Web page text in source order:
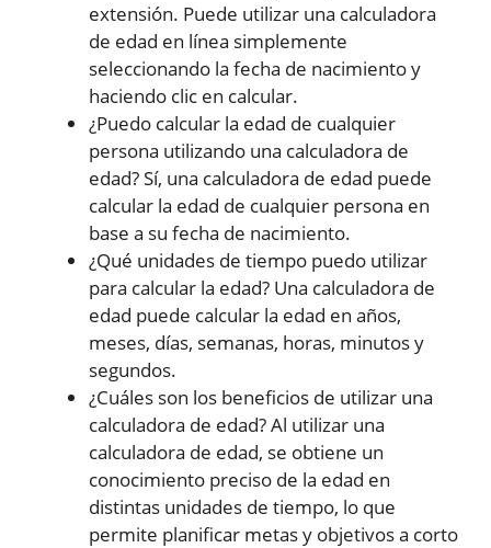
extensión. Puede utilizar una calculadora
de edad en línea simplemente
seleccionando la fecha de nacimiento y
haciendo clic en calcular.
¿Puedo calcular la edad de cualquier
persona utilizando una calculadora de
edad? Sí, una calculadora de edad puede
calcular la edad de cualquier persona en
base a su fecha de nacimiento.
¿Qué unidades de tiempo puedo utilizar
para calcular la edad? Una calculadora de
edad puede calcular la edad en años,
meses, días, semanas, horas, minutos y
segundos.
¿Cuáles son los beneficios de utilizar una
calculadora de edad? Al utilizar una
calculadora de edad, se obtiene un
conocimiento preciso de la edad en
distintas unidades de tiempo, lo que
permite planificar metas y objetivos a corto